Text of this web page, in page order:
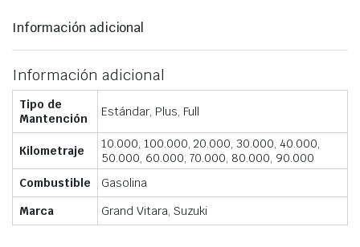
Información adicional
Información adicional
Tipo de
Mantención
Estándar, Plus, Full
Kilometraje
10.000, 100.000, 20.000, 30.000, 40.000,
50.000, 60.000, 70.000, 80.000, 90.000
Combustible
Gasolina
Marca
Grand Vitara, Suzuki